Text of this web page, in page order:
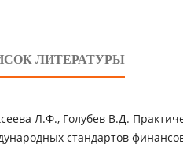
ЛИТЕРАТУРЫ
Л.Ф., Голубев В.Д.
стандартов